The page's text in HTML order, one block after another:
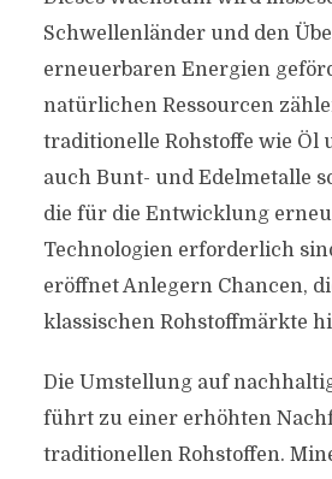
Schwellenländer und den
erneuerbaren Energien
natürlichen Ressourcen
traditionelle Rohstoffe wie Öl
auch Bunt- und Edelmetalle
die für die Entwicklung
Technologien erforderlich
eröffnet Anlegern Chancen,
klassischen Rohstoffmärkte
Die Umstellung auf
führt zu einer erhöhten
traditionellen Rohstoffen.